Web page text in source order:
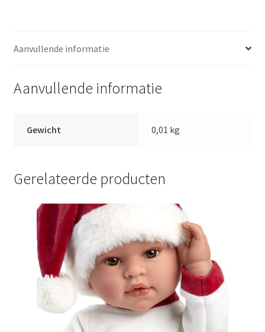
Aanvullende informatie
Aanvullende informatie
Gewicht 0,01 kg
Gerelateerde producten